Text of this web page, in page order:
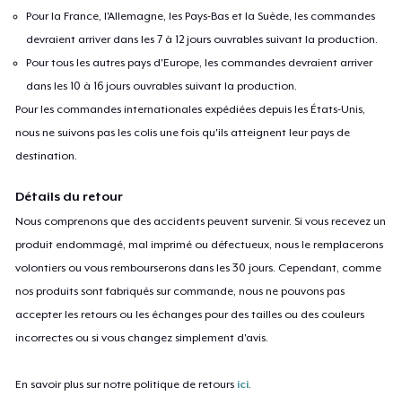
Pour la France, l'Allemagne, les Pays-Bas et la Suède, les commandes
devraient arriver dans les 7 à 12 jours ouvrables suivant la production.
Pour tous les autres pays d'Europe, les commandes devraient arriver
dans les 10 à 16 jours ouvrables suivant la production.
Pour les commandes internationales expédiées depuis les États-Unis,
nous ne suivons pas les colis une fois qu'ils atteignent leur pays de
destination.
Détails du retour
Nous comprenons que des accidents peuvent survenir. Si vous recevez un
produit endommagé, mal imprimé ou défectueux, nous le remplacerons
volontiers ou vous rembourserons dans les 30 jours. Cependant, comme
nos produits sont fabriqués sur commande, nous ne pouvons pas
accepter les retours ou les échanges pour des tailles ou des couleurs
incorrectes ou si vous changez simplement d'avis.
En savoir plus sur notre politique de retours ici.